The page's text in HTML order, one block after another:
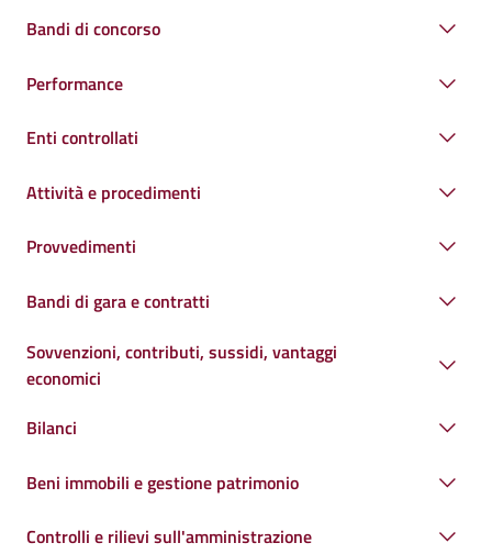
Bandi di concorso
Performance
Enti controllati
Attività e procedimenti
Provvedimenti
Bandi di gara e contratti
Sovvenzioni, contributi, sussidi, vantaggi
economici
Bilanci
Beni immobili e gestione patrimonio
Controlli e rilievi sull'amministrazione